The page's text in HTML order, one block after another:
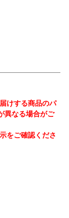
けする商品のパ
異なる場合がご
をご確認くださ